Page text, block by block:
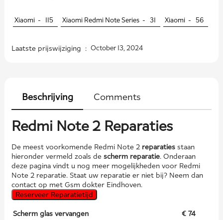
Xiaomi - 115 Xiaomi Redmi Note Series - 31 Xiaomi - 56
Laatste prijswijziging : October 13, 2024
Beschrijving Comments
Redmi Note 2 Reparaties
De meest voorkomende Redmi Note 2 reparatiesstaan
hieronder vermeld zoals de scherm reparatie. Onderaan
deze pagina vindt u nog meer mogelijkheden voor Redmi
Note 2 reparatie. Staat uw reparatie er niet bij? Neem dan
contact op met Gsm dokter Eindhoven.
Reserveer Reparatietijd
Scherm glas vervangen
€ 74